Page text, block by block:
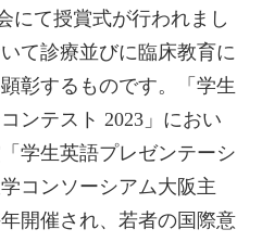
にて授賞式が行われまし
て診療並びに臨床教育に
彰するものです。「学生
ンテスト 2023」におい
学生英語プレゼンテーシ
コンソーシアム大阪主
開催され、若者の国際意